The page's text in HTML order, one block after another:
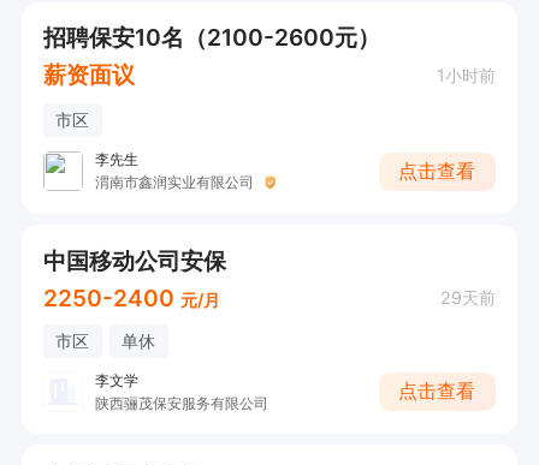
招聘保安10名（2100-2600元）
薪资面议
1小时前
市区
李先生
渭南市鑫润实业有限公司
点击查看
中国移动公司安保
2250-2400 元/月 29天前
市区 单休
李文学
陕西骊茂保安服务有限公司
点击查看